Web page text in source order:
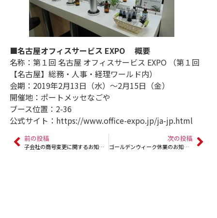
■名古屋オフィスサービス EXPO 概要
名称：第１回 名古屋 オフィスサービス EXPO （第１回
【名古屋】総務・人事・経理ワールド内）
会期：2019年2月13日（水）～2月15日（金）
開催地：ポートメッセなごや
ブース位置：2-36
公式サイト：https://www.office-expo.jp/ja-jp.html
前の投稿
子会社の商号変更に関するお知らせ
次の投稿
ゴールデンウィーク休業のお知らせ